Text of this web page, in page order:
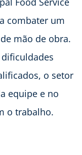
combater um
mão de obra.
o setor
equipe e no
o trabalho.